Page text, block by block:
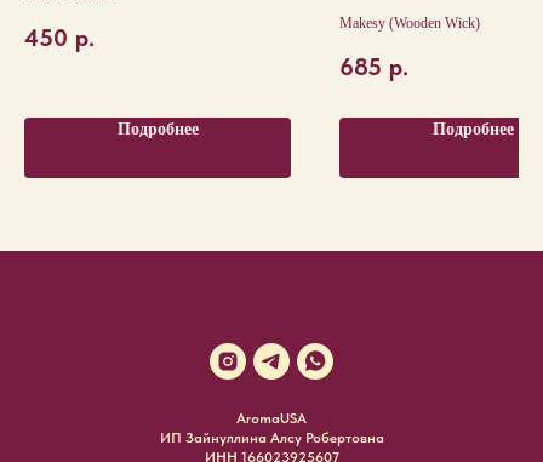
450 р.
Подробнее
SILKEN
Makesy (Wooden Wick)
685 р.
Подробнее
AromaUSA
ИП Зайнуллина Алсу Робертовна
ИНН 166023925607